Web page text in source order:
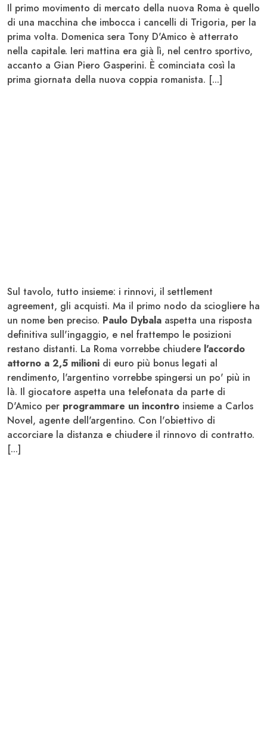
Il primo movimento di mercato della nuova Roma è quello
di una macchina che imbocca i cancelli di Trigoria, per la
prima volta. Domenica sera Tony D'Amico è atterrato
nella capitale. Ieri mattina era già lì, nel centro sportivo,
accanto a Gian Piero Gasperini. È cominciata così la
prima giornata della nuova coppia romanista. [...]
Sul tavolo, tutto insieme: i rinnovi, il settlement
agreement, gli acquisti. Ma il primo nodo da sciogliere ha
un nome ben preciso. Paulo Dybala aspetta una risposta
definitiva sull'ingaggio, e nel frattempo le posizioni
restano distanti. La Roma vorrebbe chiudere l'accordo
attorno a 2,5 milioni di euro più bonus legati al
rendimento, l'argentino vorrebbe spingersi un po' più in
là. Il giocatore aspetta una telefonata da parte di
D'Amico per programmare un incontro insieme a Carlos
Novel, agente dell'argentino. Con l'obiettivo di
accorciare la distanza e chiudere il rinnovo di contratto.
[...]